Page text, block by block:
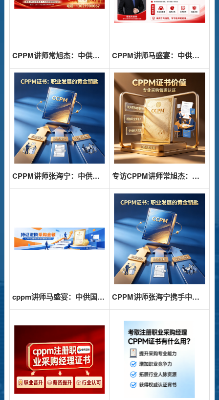
CPPM讲师常旭杰：中供国培资深采购培训师的专业见解 CPPM讲师马盛宴：中供国培核心师资，助力采购人专业跃升
CPPM讲师张海宁：中供国培采购管理培训的实战派引路人 专访CPPM讲师常旭杰：中供国培如何赋能采购人的专业跃迁
cppm讲师马盛宴：中供国培采购认证培训的实力担当 CPPM讲师张海宁携手中供国培，打造专业采购认证课程